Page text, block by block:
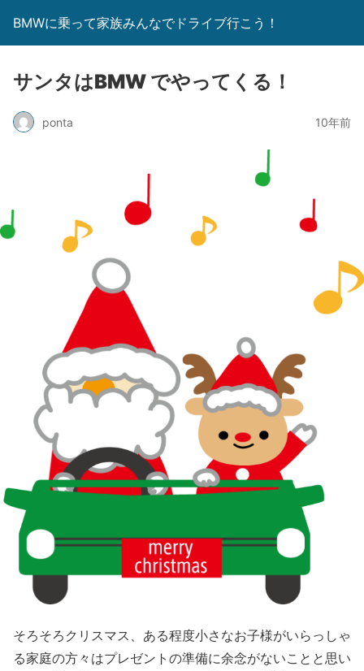
BMWに乗って家族みんなでドライブ行こう！
サンタはBMW でやってくる！
ponta 10年前
そろそろクリスマス、ある程度小さなお子様がいらっしゃ
る家庭の方々はプレゼントの準備に余念がないことと思い